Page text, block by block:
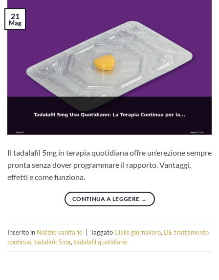
21
Mag
Il tadalafil 5mg in terapia quotidiana offre un’erezione sempre
pronta senza dover programmare il rapporto. Vantaggi,
effetti e come funziona.
CONTINUA A LEGGERE →
Inserito in Notizie sanitarie TaggatoCialis giornaliero, DE trattamento
continuo, tadalafil 5mg, tadalafil quotidiano